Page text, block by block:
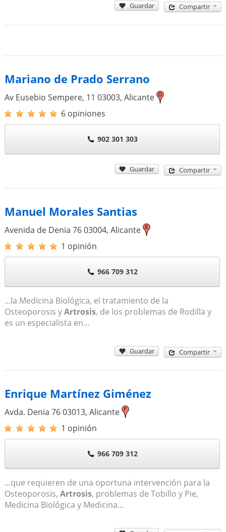
Guardar Compartir
Mariano de Prado Serrano
Av Eusebio Sempere, 11 03003, Alicante
6 opiniones
902 301 303
Guardar Compartir
Manuel Morales Santias
Avenida de Denia 7603004, Alicante
1 opinión
966 709 312
...la Medicina Biológica, el tratamiento de la
Osteoporosis yArtrosis, de los problemas de Rodilla y
es un especialista en...
Guardar Compartir
Enrique Martínez Giménez
Avda. Denia 7603013, Alicante
1 opinión
966 709 312
...que requieren de una oportuna intervención para la
Osteoporosis, Artrosis, problemas de Tobillo y Pie,
Medicina Biológica y Medicina...